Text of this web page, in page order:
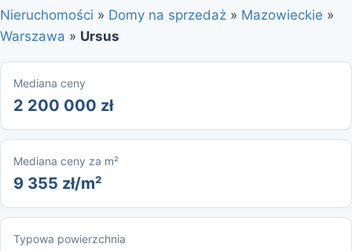
Nieruchomości » Domy na sprzedaż » Mazowieckie »
Warszawa » Ursus
Mediana ceny
2 200 000 zł
Mediana ceny za m²
9 355 zł/m²
Typowa powierzchnia